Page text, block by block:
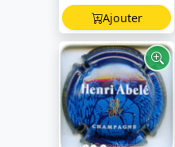
Ajouter